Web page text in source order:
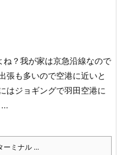
ね？我が家は京急沿線なので
張も多いので空港に近いと
はジョギングで羽田空港に
ーミナル ...